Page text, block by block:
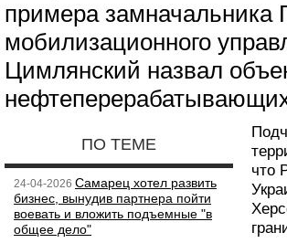
примера замначальника
мобилизационного
Цимлянский назвал
ПО ТЕМЕ
24-04-2026 Самарец хотел развить
бизнес, вынудив партнера пойти
воевать и вложить подъемные "в
общее дело"
что